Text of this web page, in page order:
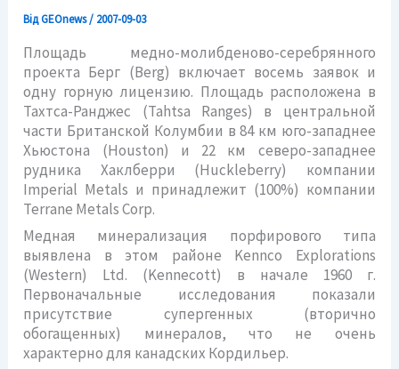
ВідGEOnews/ 2007-09-03
Площадь медно-молибденово-серебрянного
проекта Берг (Berg) включает восемь заявок и
одну горную лицензию. Площадь расположена в
Тахтса-Ранджес (Tahtsa Ranges) в центральной
части Британской Колумбии в 84 км юго-западнее
Хьюстона (Houston) и 22 км северо-западнее
рудника Хаклберри (Huckleberry) компании
Imperial Metals и принадлежит (100%) компании
Terrane Metals Corp.
Медная минерализация порфирового типа
выявлена в этом районе Kennco Explorations
(Western) Ltd. (Kennecott) в начале 1960 г.
Первоначальные исследования показали
присутствие супергенных (вторично
обогащенных) минералов, что не очень
характерно для канадских Кордильер.